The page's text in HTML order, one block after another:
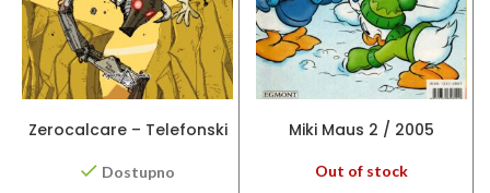
Zerocalcare – Telefonski
Dostupno
Miki Maus 2 / 2005
Out of stock